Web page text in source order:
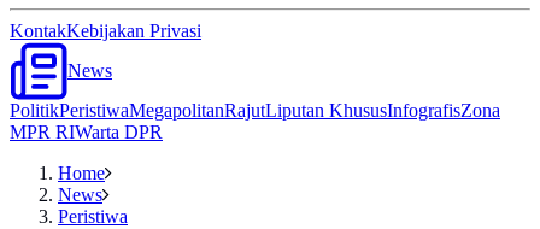
KontakKebijakan Privasi
News
PolitikPeristiwaMegapolitanRajutLiputan KhususInfografisZona
MPR RIWarta DPR
Home
News
Peristiwa